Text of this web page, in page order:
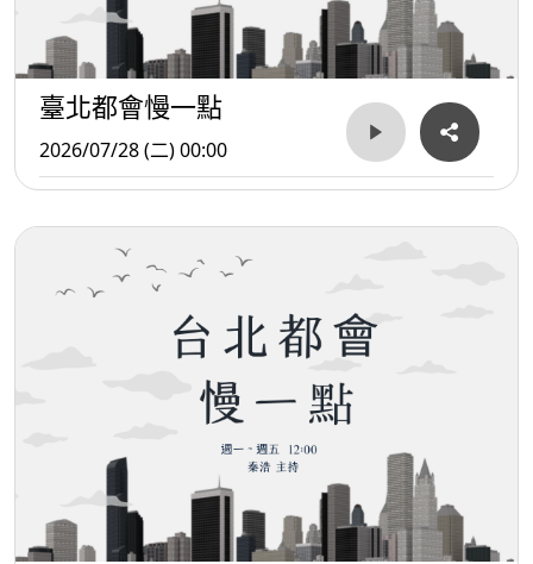
臺北都會慢一點
2026/07/28 (二) 00:00